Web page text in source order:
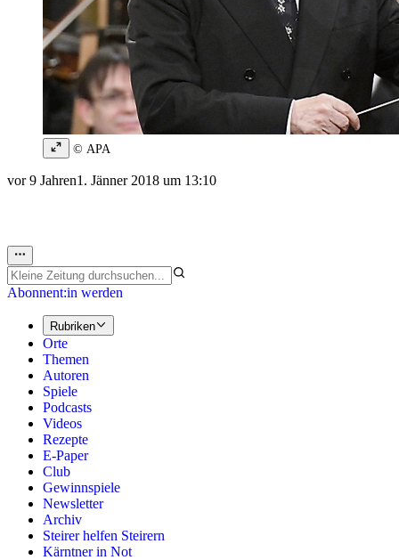
© APA
vor 9 Jahren1. Jänner 2018 um 13:10
Abonnent:in werden
Rubriken
Orte
Themen
Autoren
Spiele
Podcasts
Videos
Rezepte
E-Paper
Club
Gewinnspiele
Newsletter
Archiv
Steirer helfen Steirern
Kärntner in Not